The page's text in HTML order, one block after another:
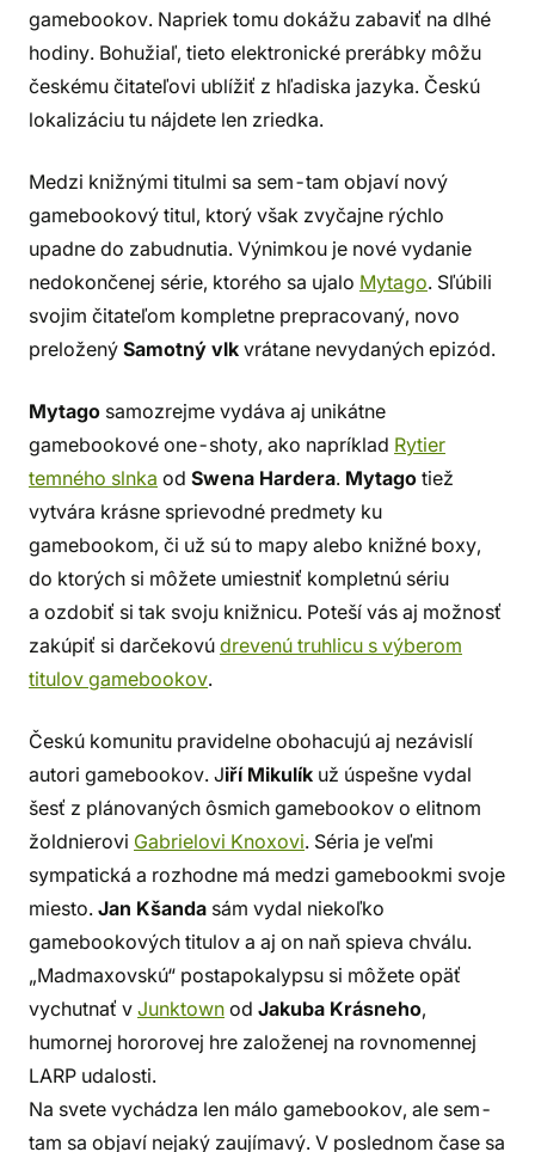
gamebookov. Napriek tomu dokážu zabaviť na dlhé
hodiny. Bohužiaľ, tieto elektronické prerábky môžu
českému čitateľovi ublížiť z hľadiska jazyka. Českú
lokalizáciu tu nájdete len zriedka.
Medzi knižnými titulmi sa sem-tam objaví nový
gamebookový titul, ktorý však zvyčajne rýchlo
upadne do zabudnutia. Výnimkou je nové vydanie
nedokončenej série, ktorého sa ujalo Mytago. Sľúbili
svojim čitateľom kompletne prepracovaný, novo
preložený Samotný vlk vrátane nevydaných epizód.
Mytago samozrejme vydáva aj unikátne
gamebookové one-shoty, ako napríklad Rytier
temného slnka od Swena Hardera. Mytago tiež
vytvára krásne sprievodné predmety ku
gamebookom, či už sú to mapy alebo knižné boxy,
do ktorých si môžete umiestniť kompletnú sériu
a ozdobiť si tak svoju knižnicu. Poteší vás aj možnosť
zakúpiť si darčekovú drevenú truhlicu s výberom
titulov gamebookov.
Českú komunitu pravidelne obohacujú aj nezávislí
autori gamebookov. Jiří Mikulík už úspešne vydal
šesť z plánovaných ôsmich gamebookov o elitnom
žoldnierovi Gabrielovi Knoxovi. Séria je veľmi
sympatická a rozhodne má medzi gamebookmi svoje
miesto. Jan Kšanda sám vydal niekoľko
gamebookových titulov a aj on naň spieva chválu.
„Madmaxovskú“ postapokalypsu si môžete opäť
vychutnať v Junktown od Jakuba Krásneho,
humornej hororovej hre založenej na rovnomennej
LARP udalosti.
Na svete vychádza len málo gamebookov, ale sem-
tam sa objaví nejaký zaujímavý. V poslednom čase sa